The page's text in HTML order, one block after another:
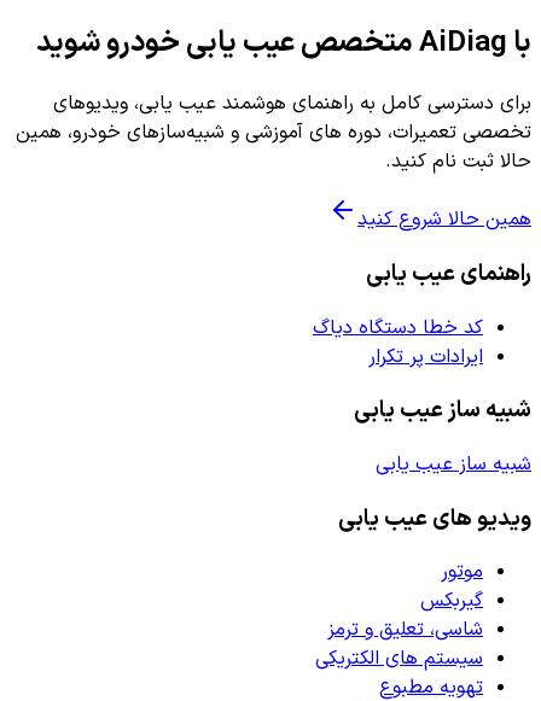
با AiDiag متخصص عیب یابی خودرو شوید
برای دسترسی کامل به راهنمای هوشمند عیب یابی، ویدیوهای
تخصصی تعمیرات، دوره های آموزشی و شبیه‌سازهای خودرو، همین
حالا ثبت نام کنید.
همین حالا شروع کنید
راهنمای عیب یابی
کد خطا دستگاه دیاگ
ایرادات پر تکرار
شبیه ساز عیب یابی
شبیه ساز عیب یابی
ویدیو های عیب یابی
موتور
گیربکس
شاسی، تعلیق و ترمز
سیستم های الکتریکی
تهویه مطبوع